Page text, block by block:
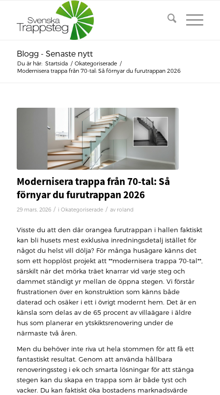
Blogg - Senaste nytt
Du är här: Startsida / Okategoriserade /
Modernisera trappa från 70-tal: Så förnyar du furutrappan 2026
Modernisera trappa från 70-tal: Så
förnyar du furutrappan 2026
29 mars, 2026 / i Okategoriserade / av roland
Visste du att den där orangea furutrappan i hallen faktiskt
kan bli husets mest exklusiva inredningsdetalj istället för
något du helst vill dölja? För många husägare känns det
som ett hopplöst projekt att **modernisera trappa 70-tal**,
särskilt när det mörka träet knarrar vid varje steg och
dammet ständigt yr mellan de öppna stegen. Vi förstår
frustrationen över en konstruktion som känns både
daterad och osäker i ett i övrigt modernt hem. Det är en
känsla som delas av de 65 procent av villaägare i äldre
hus som planerar en ytskiktsrenovering under de
närmaste två åren.
Men du behöver inte riva ut hela stommen för att få ett
fantastiskt resultat. Genom att använda hållbara
renoveringssteg i ek och smarta lösningar för att stänga
stegen kan du skapa en trappa som är både tyst och
vacker. Du kan faktiskt öka bostadens marknadsvärde